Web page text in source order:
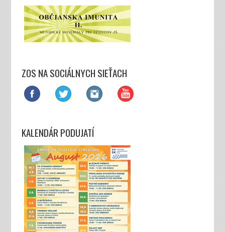
ZOS NA SOCIÁLNYCH SIEŤACH
KALENDÁR PODUJATÍ